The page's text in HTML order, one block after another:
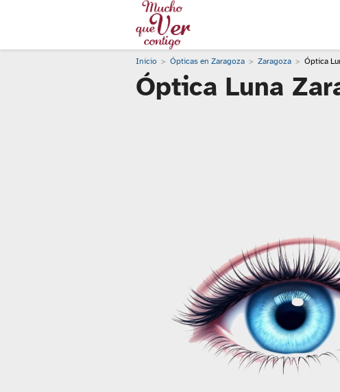
Inicio Ópticas en Zaragoza Zaragoza Óptica
Óptica Luna